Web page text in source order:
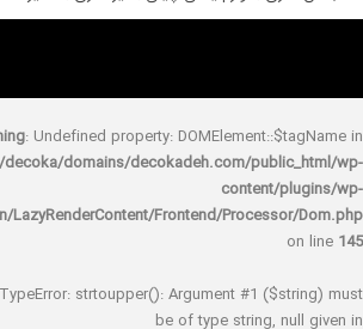
Warning: Undefined property:
/home/decoka/domains/decokadeh.com/
LazyRenderContent/Frontend/
: Uncaught TypeError: strtoupper(): Argument #1
be of type string,